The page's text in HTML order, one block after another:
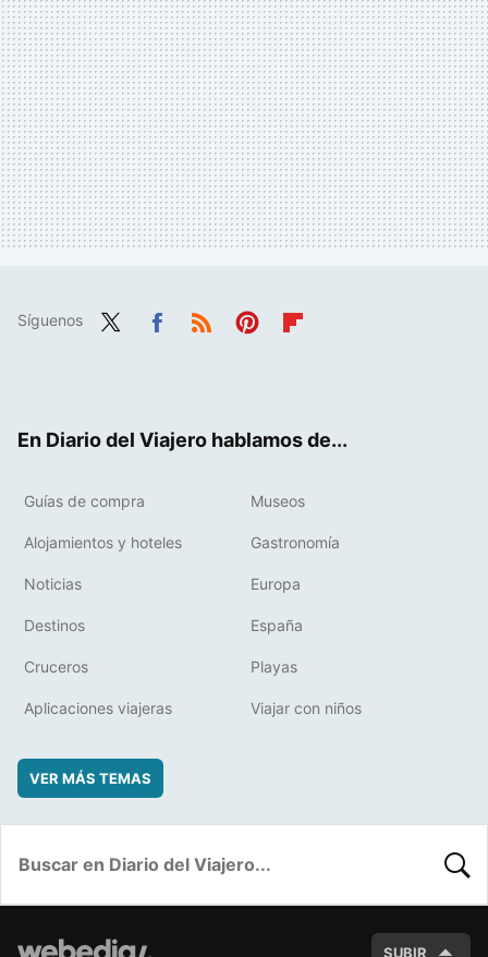
Síguenos
En Diario del Viajero hablamos de...
Guías de compra Museos
Alojamientos y hoteles Gastronomía
Noticias Europa
Destinos España
Cruceros Playas
Aplicaciones viajeras Viajar con niños
VER MÁS TEMAS
SUBIR